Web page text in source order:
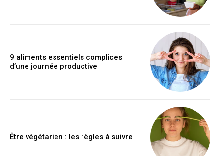
9 aliments essentiels complices
d’une journée productive
Être végétarien : les règles à suivre